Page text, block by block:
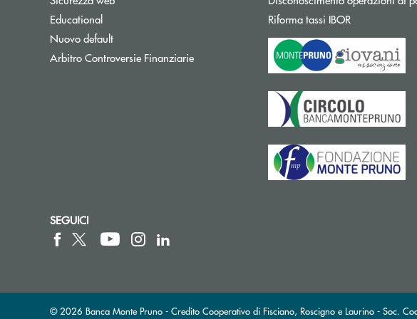
Educational
Nuovo default
Arbitro Controversie FinanziarieApre una nuova finestra
Riforma tassi IBORApre una
SEGUICI
© 2026 Banca Monte Pruno - Credito Cooperativo di Fisciano, Roscigno e Laurino - Soc.